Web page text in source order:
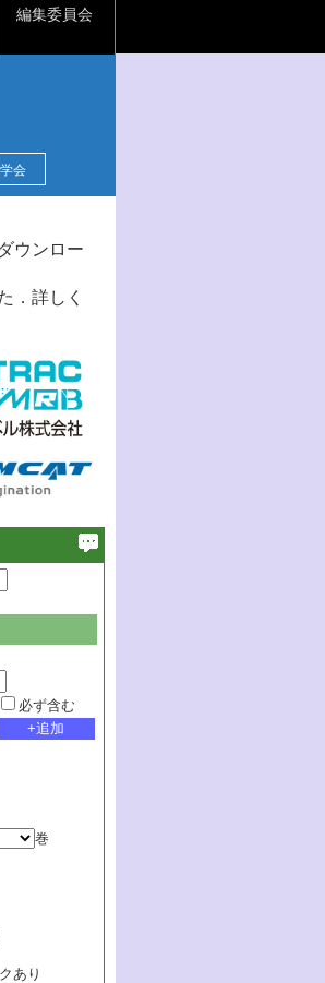
編集委員会
会
ウンロー
．詳しく
必ず含む
巻
あり